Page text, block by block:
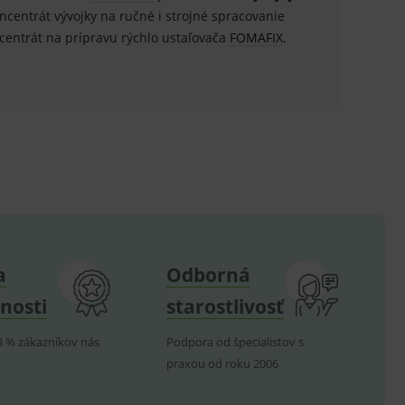
vývojky na ručné i strojné spracovanie
na prípravu rýchlo ustaľovača FOMAFIX.
% zákazníkov nás
Odborná
starostlivosť
Podpora od špecialistov s
praxou od roku 2006
analytics.
analytics.
zobrazení
reklamy.
předvoleb pro
webu používá